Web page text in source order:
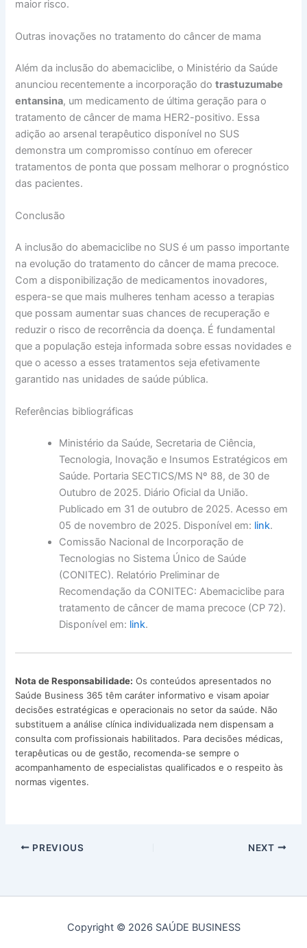
maior risco.
Outras inovações no tratamento do câncer de mama
Além da inclusão do abemaciclibe, o Ministério da Saúde
anunciou recentemente a incorporação dotrastuzumabe
entansina, um medicamento de última geração para o
tratamento de câncer de mama HER2-positivo. Essa
adição ao arsenal terapêutico disponível no SUS
demonstra um compromisso contínuo em oferecer
tratamentos de ponta que possam melhorar o prognóstico
das pacientes.
Conclusão
A inclusão do abemaciclibe no SUS é um passo importante
na evolução do tratamento do câncer de mama precoce.
Com a disponibilização de medicamentos inovadores,
espera-se que mais mulheres tenham acesso a terapias
que possam aumentar suas chances de recuperação e
reduzir o risco de recorrência da doença. É fundamental
que a população esteja informada sobre essas novidades e
que o acesso a esses tratamentos seja efetivamente
garantido nas unidades de saúde pública.
Referências bibliográficas
Ministério da Saúde, Secretaria de Ciência,
Tecnologia, Inovação e Insumos Estratégicos em
Saúde. Portaria SECTICS/MS Nº 88, de 30 de
Outubro de 2025. Diário Oficial da União.
Publicado em 31 de outubro de 2025. Acesso em
05 de novembro de 2025. Disponível em: link.
Comissão Nacional de Incorporação de
Tecnologias no Sistema Único de Saúde
(CONITEC). Relatório Preliminar de
Recomendação da CONITEC: Abemaciclibe para
tratamento de câncer de mama precoce (CP 72).
Disponível em: link.
Nota de Responsabilidade: Os conteúdos apresentados no
Saúde Business 365 têm caráter informativo e visam apoiar
decisões estratégicas e operacionais no setor da saúde. Não
substituem a análise clínica individualizada nem dispensam a
consulta com profissionais habilitados. Para decisões médicas,
terapêuticas ou de gestão, recomenda-se sempre o
acompanhamento de especialistas qualificados e o respeito às
normas vigentes.
PREVIOUS NEXT
Copyright © 2026 SAÚDE BUSINESS